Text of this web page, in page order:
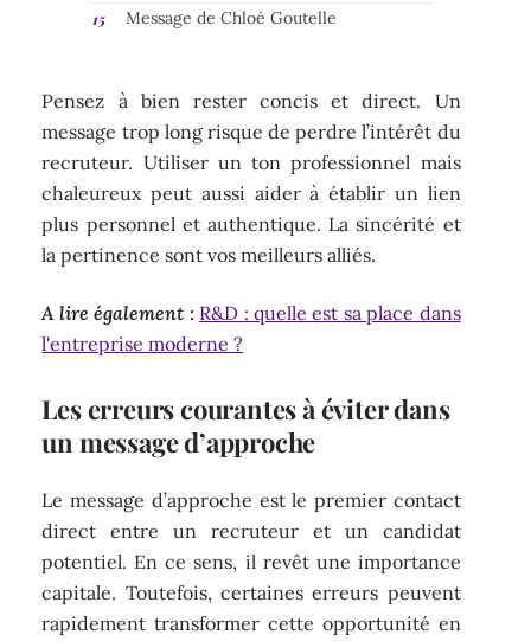
Message de Chloé Goutelle
Pensez à bien rester concis et direct. Un
message trop long risque de perdre l’intérêt du
recruteur. Utiliser un ton professionnel mais
chaleureux peut aussi aider à établir un lien
plus personnel et authentique. La sincérité et
la pertinence sont vos meilleurs alliés.
A lire également : R&D : quelle est sa place dans
l'entreprise moderne ?
Les erreurs courantes à éviter dans
un message d’approche
Le message d’approche est le premier contact
direct entre un recruteur et un candidat
potentiel. En ce sens, il revêt une importance
capitale. Toutefois, certaines erreurs peuvent
rapidement transformer cette opportunité en